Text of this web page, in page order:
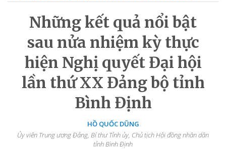
Những kết quả nổi bật
sau nửa nhiệm kỳ thực
hiện Nghị quyết Đại hội
lần thứ XX Đảng bộ tỉnh
Bình Định
HỒ QUỐC DŨNG
Ủy viên Trung ương Đảng, Bí thư Tỉnh ủy, Chủ tịch Hội đồng nhân dân
tỉnh Bình Định